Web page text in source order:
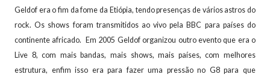
Geldof era o fim da fome da Etiópia, tendo presenças de vários astros do
rock. Os shows foram transmitidos ao vivo pela BBC para países do
continente africado. Em 2005 Geldof organizou outro evento que era o
Live 8, com mais bandas, mais shows, mais países, com melhores
estrutura, enfim isso era para fazer uma pressão no G8 para que